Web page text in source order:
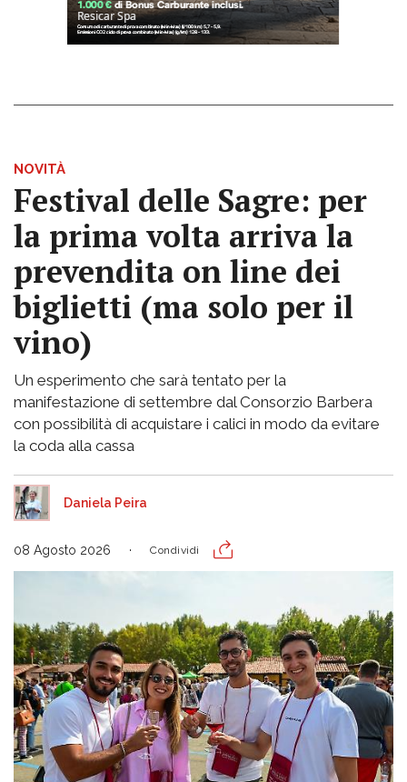
NOVITÀ
Festival delle Sagre: per
la prima volta arriva la
prevendita on line dei
biglietti (ma solo per il
vino)
Un esperimento che sarà tentato per la
manifestazione di settembre dal Consorzio Barbera
con possibilità di acquistare i calici in modo da evitare
la coda alla cassa
Daniela Peira
08 Agosto 2026 Condividi